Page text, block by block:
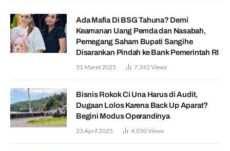
Ada Mafia Di BSG Tahuna? Demi
Keamanan Uang Pemda dan Nasabah,
Pemegang Saham Bupati Sangihe
Disarankan Pindah ke Bank Pemerintah RI
31 Maret 2025 7,342Views
Bisnis Rokok Ci Una Harus di Audit,
Dugaan Lolos Karena Back Up Aparat?
Begini Modus Operandinya
23 April 2025 4,050Views